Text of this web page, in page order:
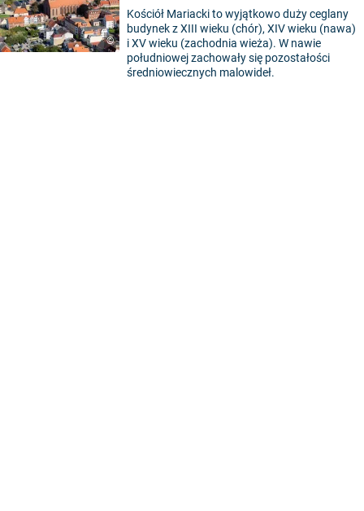
©
Kościół Mariacki to wyjątkowo duży ceglany
budynek z XIII wieku (chór), XIV wieku (nawa)
i XV wieku (zachodnia wieża). W nawie
południowej zachowały się pozostałości
średniowiecznych malowideł.